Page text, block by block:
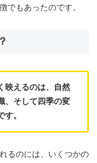
でもあったのです。
映えるのは、自然
、そして四季の変
。
るのには、いくつかの